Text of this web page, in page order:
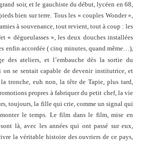
soir, et le gauchiste du début, lycéen en 68,
bien sur terre. Tous les « couples Wonder »,
à souvenance, tout revient, tout à coup : les
« dégueulasses », les deux douches installées
enfin accordée ( cinq minutes, quand même…),
des ateliers, et l’embauche dès la sortie du
on se sentait capable de devenir institutrice, et
tronche, euh non, la tête de Tapie, plus tard,
propres à fabriquer du petit chef, la vie
toujours, la fille qui crie, comme un signal qui
le temps. Le film dans le film, mise en
là, avec les années qui ont passé sur eux,
la véritable histoire des ouvriers de ce pays,